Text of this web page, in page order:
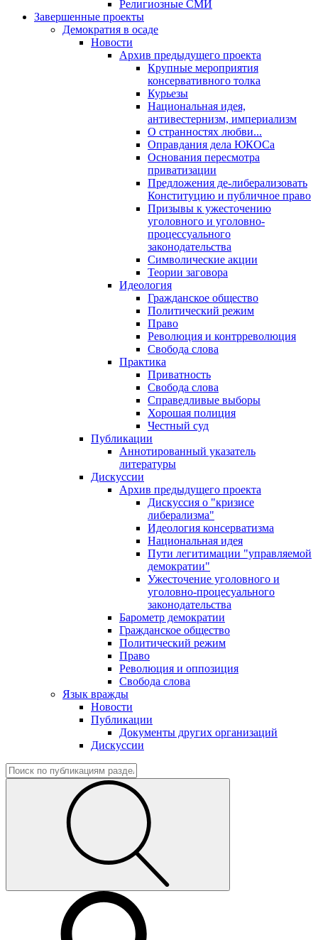
Религиозные СМИ
Завершенные проекты
Демократия в осаде
Новости
Архив предыдущего проекта
Крупные мероприятия
консервативного толка
Курьезы
Национальная идея,
антивестернизм, империализм
О странностях любви...
Оправдания дела ЮКОСа
Основания пересмотра
приватизации
Предложения де-либерализовать
Конституцию и публичное право
Призывы к ужесточению
уголовного и уголовно-
процессуального
законодательства
Символические акции
Теории заговора
Идеология
Гражданское общество
Политический режим
Право
Революция и контрреволюция
Свобода слова
Практика
Приватность
Свобода слова
Справедливые выборы
Хорошая полиция
Честный суд
Публикации
Аннотированный указатель
литературы
Дискуссии
Архив предыдущего проекта
Дискуссия о "кризисе
либерализма"
Идеология консерватизма
Национальная идея
Пути легитимации "управляемой
демократии"
Ужесточение уголовного и
уголовно-процесуального
законодательства
Барометр демократии
Гражданское общество
Политический режим
Право
Революция и оппозиция
Свобода слова
Язык вражды
Новости
Публикации
Документы других организаций
Дискуссии